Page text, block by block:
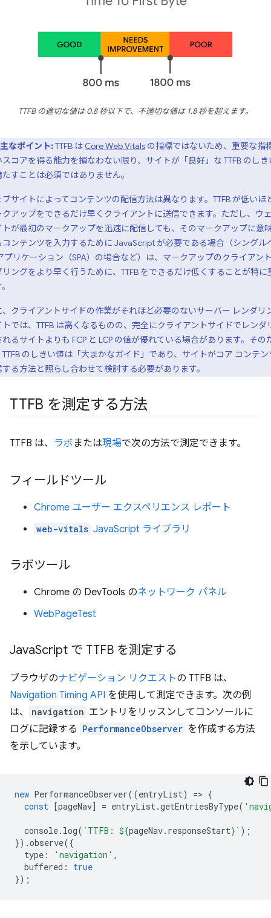
TTFB の適切な値は 0.8 秒以下で、不適切な値は 1.8 秒を超えます。
主なポイント:TTFB は Core Web Vitals の指標ではないため、重要な指
スコアを得る能力を損なわない限り、サイトが「良好」な TTFB のしき
すことは必須ではありません。
ブサイトによってコンテンツの配信方法は異なります。TTFB が低いほ
クアップをできるだけ早くクライアントに送信できます。ただし、ウ
トが最初のマークアップを迅速に配信しても、そのマークアップに意
コンテンツを入力するために JavaScript が必要である場合（シングル
プリケーション（SPA）の場合など）は、マークアップのクライアン
リングをより早く行うために、TTFB をできるだけ低くすることが特に
、クライアントサイドの作業がそれほど必要のないサーバー レンダリ
トでは、TTFB は高くなるものの、完全にクライアントサイドでレンダ
るサイトよりも FCP と LCP の値が優れている場合があります。その
TTFB のしきい値は「大まかなガイド」であり、サイトがコア コンテン
る方法と照らし合わせて検討する必要があります。
TTFB を測定する方法
TTFB は、 ラボ または現場で次の方法で測定できます。
フィールドツール
Chrome ユーザー エクスペリエンス レポート
web-vitals JavaScript ライブラリ
ラボツール
Chrome の DevTools のネットワーク パネル
WebPageTest
JavaScript で TTFB を測定する
ブラウザのナビゲーション リクエストの TTFB は、
Navigation Timing API を使用して測定できます。次の例
は、
navigation エントリをリッスンしてコンソールに
ログに記録する PerformanceObserver を作成する方法
を示しています。
new PerformanceObserver((entryList) => {
const [pageNav] = entryList.getEntriesByType(
console. log( `TTFB: ${pageNav. responseStart} ` );
}).observe({
type : 'navigation' ,
buffered :
true
});